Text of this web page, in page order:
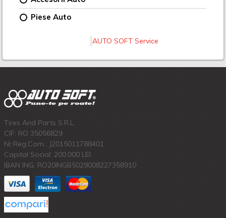
Piese Auto
AUTO SOFT Service
Tires And Parts S.R.L.
CIF: RO 35056829
Nr.Reg.Com.: J2015011788401
Capital Social: 200.000 LEI
IBAN ING: RO20INGB5029008227358910